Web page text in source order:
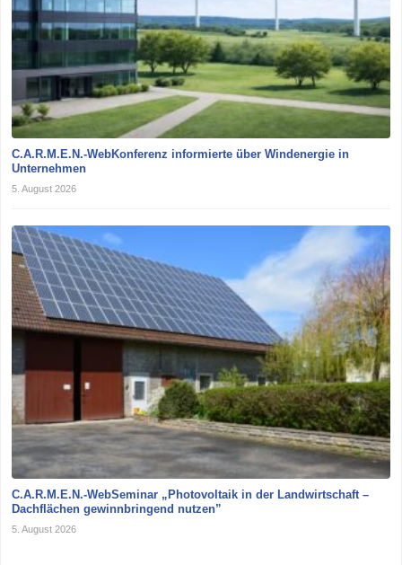
C.A.R.M.E.N.-WebKonferenz informierte über Windenergie in
Unternehmen
5. August 2026
C.A.R.M.E.N.-WebSeminar „Photovoltaik in der Landwirtschaft –
Dachflächen gewinnbringend nutzen”
5. August 2026